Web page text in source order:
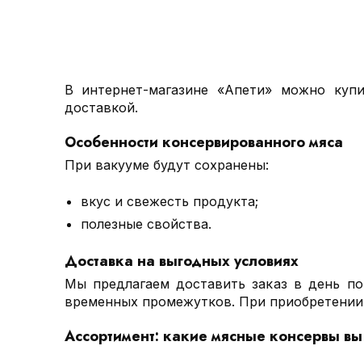
В интернет-магазине «Апети» можно
доставкой.
Особенности консервированного мяса
При вакууме будут сохранены:
вкус и свежесть продукта;
полезные свойства.
Доставка на выгодных условиях
Мы предлагаем доставить заказ в день
временных промежутков. При
Ассортимент: какие мясные консервы